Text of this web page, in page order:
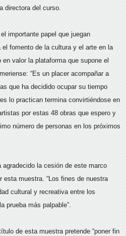
directora del curso.
importante papel que juegan
fomento de la cultura y el arte en la
valor la plataforma que supone el
“Es un placer acompañar a
que ha decidido ocupar su tiempo
lo practican termina convirtiéndose en
por estas 48 obras que espero y
número de personas en los próximos
agradecido la cesión de este marco
esta muestra. “Los fines de nuestra
cultural y recreativa entre los
prueba más palpable”.
de esta muestra pretende “poner fin